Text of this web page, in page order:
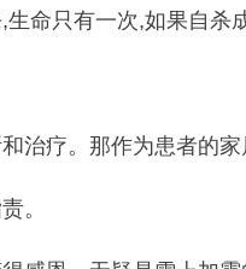
命只有一次,如果自杀
治疗。那作为患者的
。